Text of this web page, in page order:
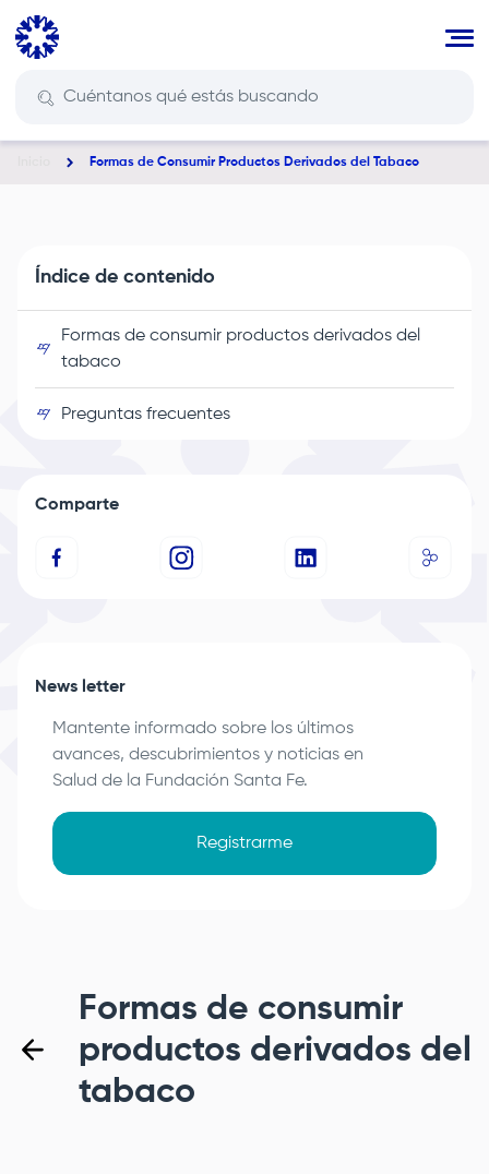
Pasar
principal
Formas de Consumir Productos Derivados del Tabaco
Índice de contenido
Formas de consumir productos derivados del
tabaco
Preguntas frecuentes
Comparte
News letter
Mantente informado sobre los últimos
avances, descubrimientos y noticias en
Salud de la Fundación Santa Fe.
Registrarme
Formas de consumir
productos derivados del
tabaco